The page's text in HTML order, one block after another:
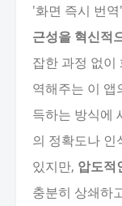
'화면 즉시 번
근성을 혁신적
잡한 과정 없이
역해주는 이 앱
득하는 방식에
의 정확도나 인
있지만, 압도적
충분히 상쇄하